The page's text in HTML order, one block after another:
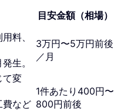
目安金額（相場）
料、
生。
3万円〜5万円前後
／月
て変
費など
1件あたり400円〜
800円前後